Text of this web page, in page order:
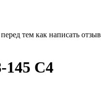
перед тем как написать отзыв
145 С4